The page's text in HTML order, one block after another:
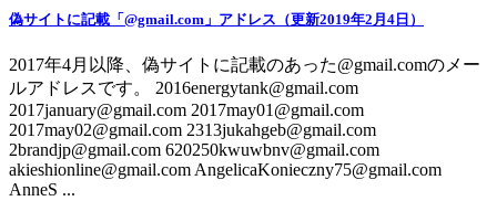
偽サイトに記載「@gmail.com」アドレス（更新2019年2月4日）
2017年4月以降、偽サイトに記載のあった@gmail.comのメー
ルアドレスです。 2016energytank@gmail.com
2017january@gmail.com 2017may01@gmail.com
2017may02@gmail.com 2313jukahgeb@gmail.com
2brandjp@gmail.com 620250kwuwbnv@gmail.com
akieshionline@gmail.com AngelicaKonieczny75@gmail.com
AnneS ...